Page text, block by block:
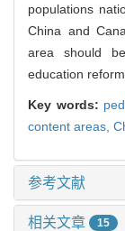
populations
China and
area should
education
Key words:
content areas,
参考文献
相关文章 15